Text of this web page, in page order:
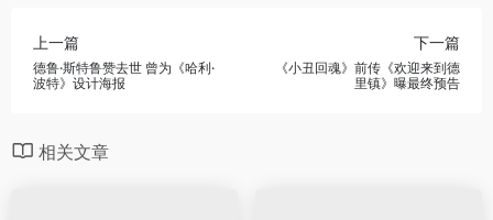
上一篇
德鲁·斯特鲁赞去世 曾为《哈利·
波特》设计海报
下一篇
《小丑回魂》前传《欢迎来到德
里镇》曝最终预告
相关文章